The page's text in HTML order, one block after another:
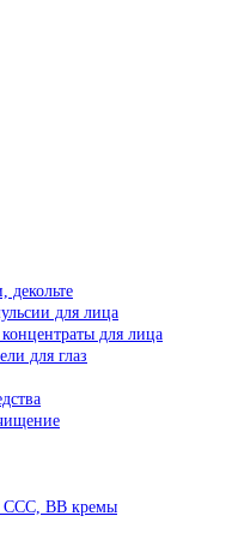
декольте
для лица
для лица
для глаз
ВВ кремы